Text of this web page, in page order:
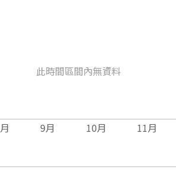
此時間區間內無資料
月 9月 10月 11月